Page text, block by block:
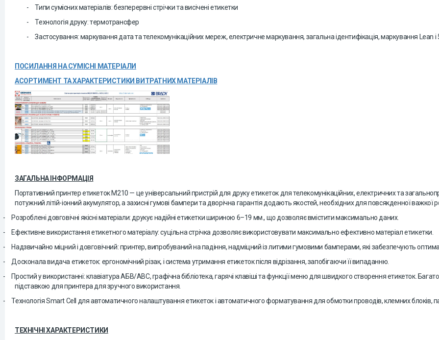
-
Типи сумісних матеріалів: безперервні стрічки та висічені етикетки
-
Технологія друку:термотрансфер
-
Застосування:маркування дата та телекомунікаційних мереж, електричне маркування, загальна ідентифікація, маркування Lean
ПОСИЛАННЯ НА СУМІСНІ МАТЕРІАЛИ
АСОРТИМЕНТ ТА ХАРАКТЕРИСТИКИ ВИТРАТНИХ МАТЕРІАЛІВ
ЗАГАЛЬНА ІНФОРМАЦІЯ
Портативний принтер етикеток M210 — це універсальний пристрій для друку етикеток для телекомунікаційних, електричних та
потужний літій-іонний акумулятор, а захисні гумові бампери та дворічна гарантія додають якостей, необхідних для повсякденної важкої
-
Розроблені довговічні якісні матеріали: друкує надійні етикетки шириною 6–19 мм., що дозволяє вмістити максимально даних.
-
Ефективне використання етикетного матеріалу: суцільна стрічка дозволяє використовувати максимально ефективно матеріал етикетки.
-
Надзвичайно міцний і довговічний: принтер, випробуваний на падіння, надміцний із литими гумовими бамперами, які забезпечують
-
Досконала видача етикеток: ергономічний різак, і система утримання етикеток після відрізання, запобігаючи її випаданню.
-
Простий у використанні: клавіатура АБВ/ABC, графічна бібліотека, гарячі клавіші та функції меню для швидкого створення етикеток.
підставкою для принтера для зручного використання.
-
Технологія Smart Cell для автоматичного налаштування етикеток і автоматичного форматування для обмотки проводів, клемних блоків,
ТЕХНІЧНІ ХАРАКТЕРИСТИКИ